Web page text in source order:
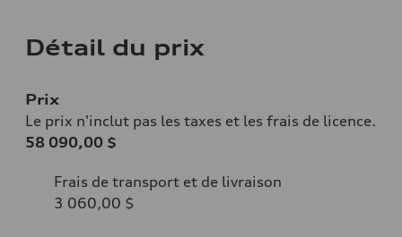
Détail du prix
Prix
Le prix n'inclut pas les taxes et les frais de licence.
58 090,00 $
Frais de transport et de livraison
3 060,00 $